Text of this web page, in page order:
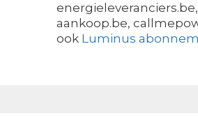
aankoop.be,
ook Luminus